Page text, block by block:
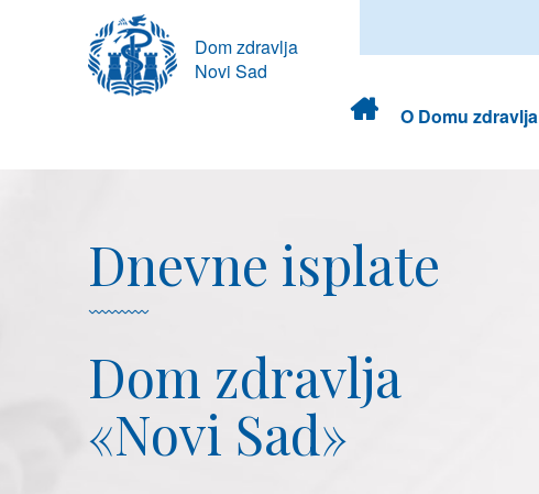
Dom zdravlja
Novi Sad
Dom
zdravlja
O Domu zdravlja
Dnevne isplate
Dom zdravlja
«Novi Sad»